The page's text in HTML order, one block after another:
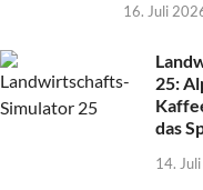
16. Juli
25:
das
14.